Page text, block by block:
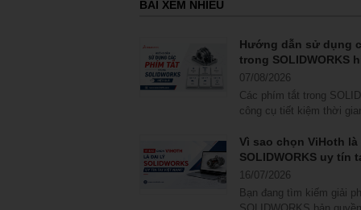
BÀI XEM NHIỀU
Hướng dẫn sử dụng
trong SOLIDWORKS
07/08/2026
Các phím tắt trong
công cụ tiết kiệm thời
Vì sao chọn ViHoth là
SOLIDWORKS uy tín
16/07/2026
Bạn đang tìm kiếm giải